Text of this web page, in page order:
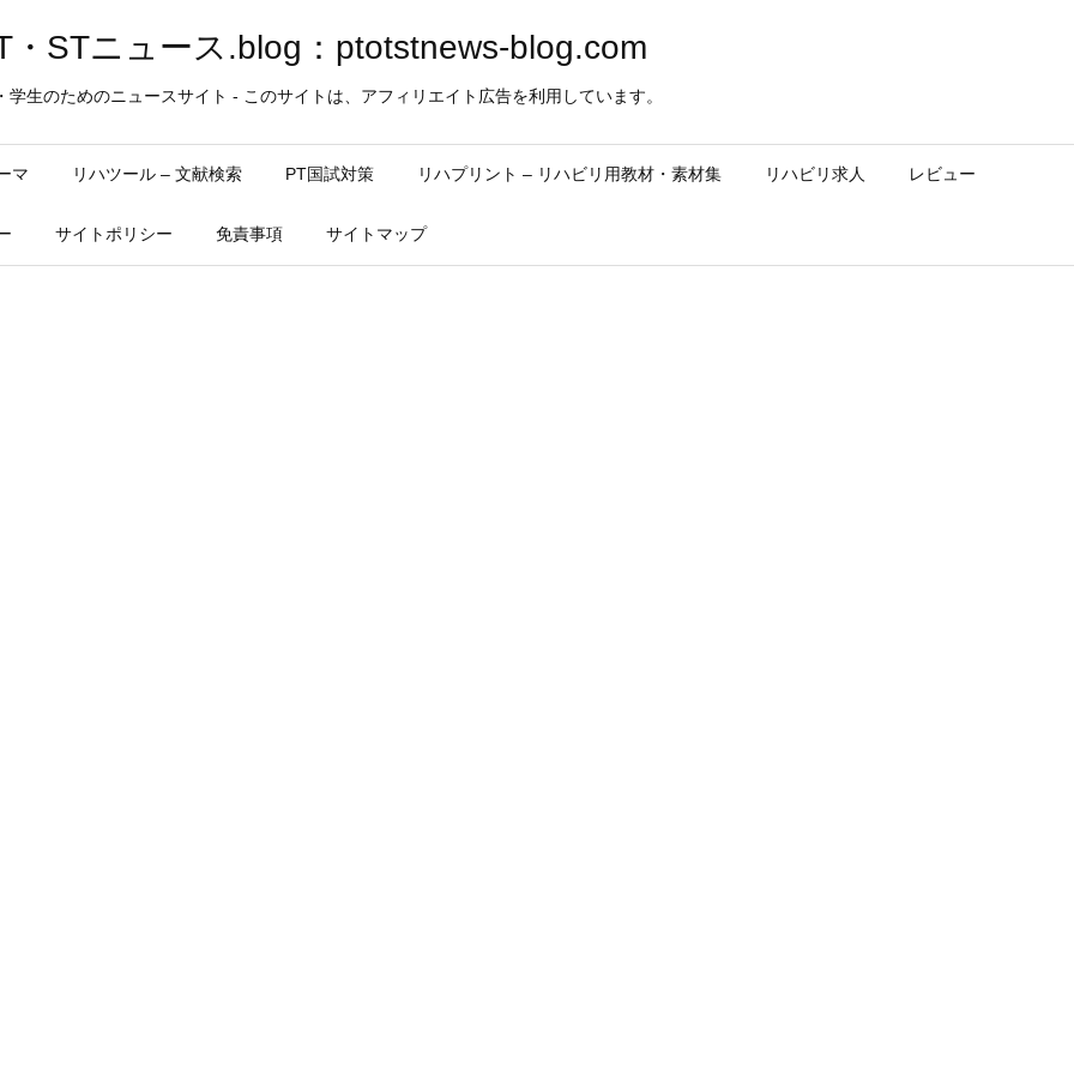
・STニュース.blog：ptotstnews-blog.com
学生のためのニュースサイト - このサイトは、アフィリエイト広告を利用しています。
マ リハツール – 文献検索 PT国試対策 リハプリント – リハビリ用教材・素材集 リハビリ求人 レビュー
サイトポリシー 免責事項 サイトマップ